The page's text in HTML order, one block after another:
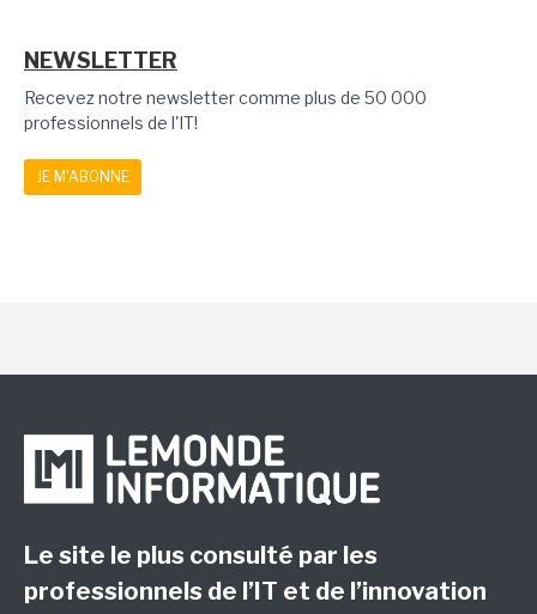
NEWSLETTER
Recevez notre newsletter comme plus de 50 000
professionnels de l'IT!
JE M'ABONNE
Le site le plus consulté par les
professionnels de l’IT et de l’innovation